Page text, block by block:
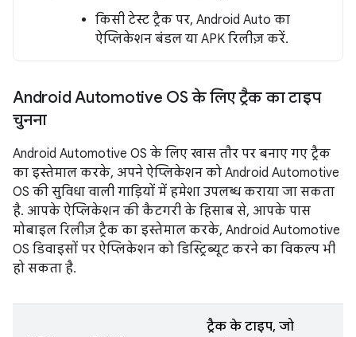
किसी टेस्ट ट्रैक पर, Android Auto का
ऐप्लिकेशन बंडल या APK रिलीज़ करें.
Android Automotive OS के लिए ट्रैक का टाइप
चुनना
Android Automotive OS के लिए खास तौर पर बनाए गए ट्रैक
का इस्तेमाल करके, अपने ऐप्लिकेशन को Android Automotive
OS की सुविधा वाली गाड़ियों में हमेशा उपलब्ध कराया जा सकता
है. आपके ऐप्लिकेशन की कैटगरी के हिसाब से, आपके पास
मोबाइल रिलीज़ ट्रैक का इस्तेमाल करके, Android Automotive
OS डिवाइसों पर ऐप्लिकेशन को डिस्ट्रिब्यूट करने का विकल्प भी
हो सकता है.
ट्रैक के टाइप, जो